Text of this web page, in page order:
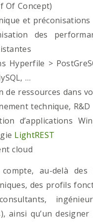
Of Concept)
et préconisations
des
>
…
ressources dans
technique, R&D
d’applications
LightREST
cloud
au-delà des
des profils
ainsi qu’un